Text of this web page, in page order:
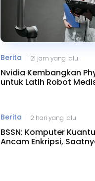
Berita | 21 jam yang lalu
Nvidia Kembangkan
untuk Latih Robot
Berita | 2 hari yang lalu
BSSN: Komputer
Ancam Enkripsi,